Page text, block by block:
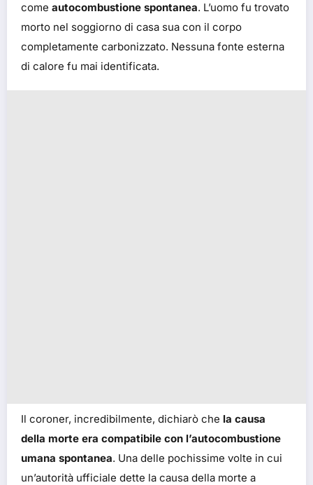
come autocombustione spontanea. L’uomo fu trovato
morto nel soggiorno di casa sua con il corpo
completamente carbonizzato. Nessuna fonte esterna
di calore fu mai identificata.
Il coroner, incredibilmente, dichiarò che la causa
della morte era compatibile con l’autocombustione
umana spontanea. Una delle pochissime volte in cui
un’autorità ufficiale dette la causa della morte a